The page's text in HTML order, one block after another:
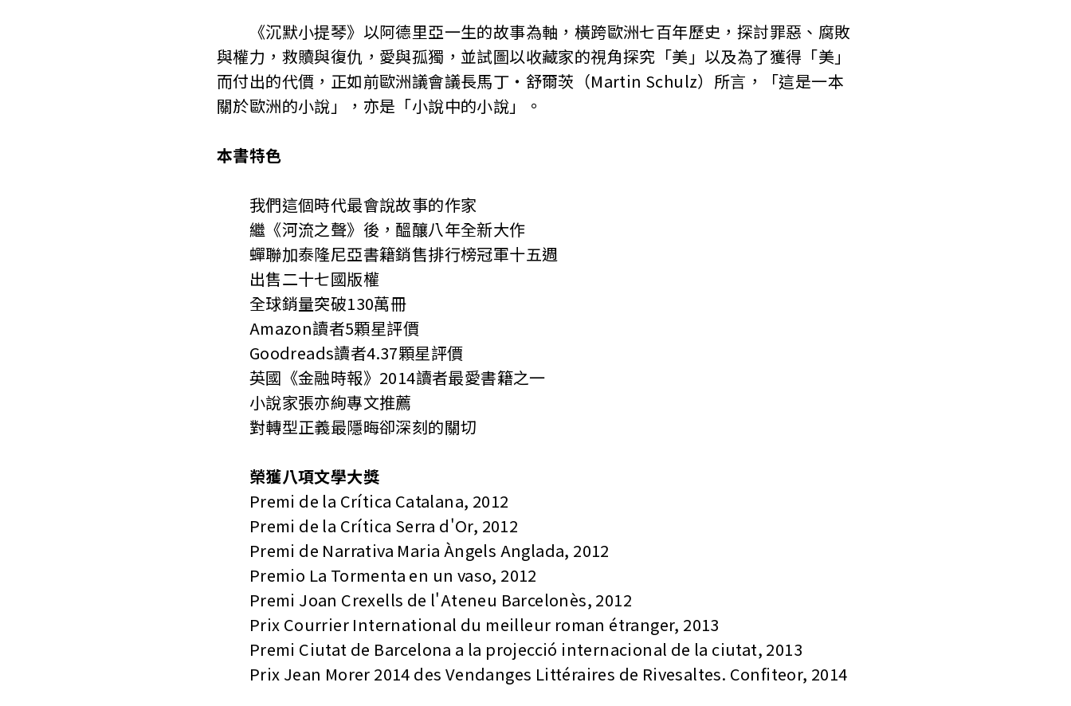
《沉默小提琴》以阿德里亞一生的故事為軸，橫跨歐洲七百年歷史，探討罪惡、腐敗
與權力，救贖與復仇，愛與孤獨，並試圖以收藏家的視角探究「美」以及為了獲得「美」
而付出的代價，正如前歐洲議會議長馬丁‧舒爾茨（Martin Schulz）所言，「這是一本
關於歐洲的小說」，亦是「小說中的小說」。
本書特色
我們這個時代最會說故事的作家
繼《河流之聲》後，醞釀八年全新大作
蟬聯加泰隆尼亞書籍銷售排行榜冠軍十五週
出售二十七國版權
全球銷量突破130萬冊
Amazon讀者5顆星評價
Goodreads讀者4.37顆星評價
英國《金融時報》2014讀者最愛書籍之一
小說家張亦絢專文推薦
對轉型正義最隱晦卻深刻的關切
榮獲八項文學大獎
Premi de la Crítica Catalana, 2012
Premi de la Crítica Serra d'Or, 2012
Premi de Narrativa Maria Àngels Anglada, 2012
Premio La Tormenta en un vaso, 2012
Premi Joan Crexells de l'Ateneu Barcelonès, 2012
Prix Courrier International du meilleur roman étranger, 2013
Premi Ciutat de Barcelona a la projecció internacional de la ciutat, 2013
Prix Jean Morer 2014 des Vendanges Littéraires de Rivesaltes. Confiteor, 2014